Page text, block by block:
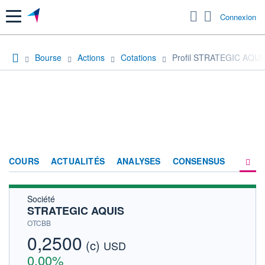
Menu Connexion
Bourse Actions Cotations Profil STRATEGIC
COURS ACTUALITÉS ANALYSES CONSENSUS
Société
STRATEGIC AQUIS
OTCBB
0,2500 (c) USD
0,00%